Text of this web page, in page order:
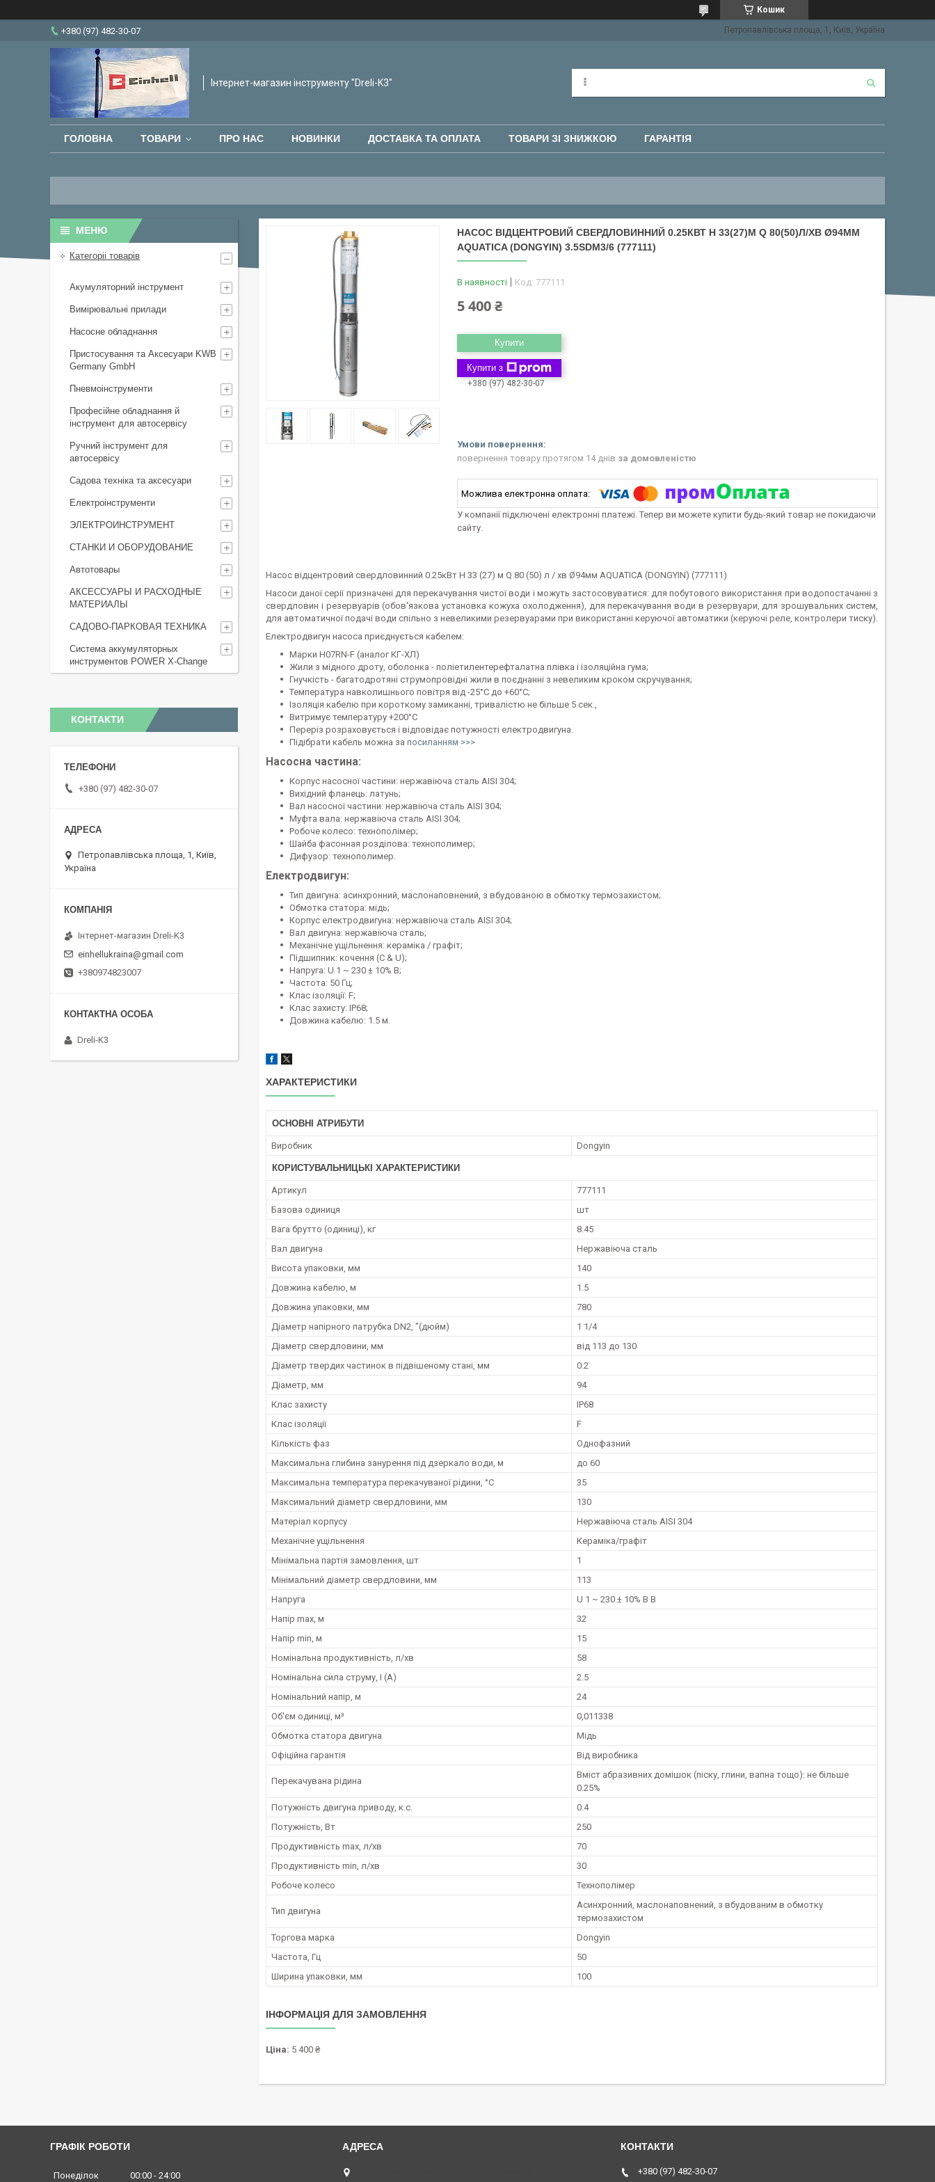
Кошик
+380 (97) 482-30-07 Петропавлівська площа, 1, Київ, Україна
Інтернет-магазин інструменту "Dreli-K3"
ГОЛОВНА ТОВАРИ ПРО НАС НОВИНКИ ДОСТАВКА ТА ОПЛАТА ТОВАРИ ЗІ ЗНИЖКОЮ ГАРАНТІЯ
НАСОС ВІДЦЕНТРОВИЙ СВЕРДЛОВИННИЙ 0.25КВТ H 33(27)М Q 80(50)Л/ХВ Ø94ММ
AQUATICA (DONGYIN) 3.5SDM3/6 (777111)
В наявності Код: 777111
5 400 ₴
Купити
Купити з
+380 (97) 482-30-07
повернення товару протягом 14 днів за домовленістю
У компанії підключені електронні платежі. Тепер ви можете купити будь-який товар не покидаючи
сайту.
Насос відцентровий свердловинний 0.25кВт H 33 (27) м Q 80 (50) л / хв Ø94мм AQUATICA (DONGYIN) (777111)
Насоси даної серії призначені для перекачування чистої води і можуть застосовуватися: для побутового використання при водопостачанні з
свердловин і резервуарів (обов'язкова установка кожуха охолодження), для перекачування води в резервуари, для зрошувальних систем,
для автоматичної подачі води спільно з невеликими резервуарами при використанні керуючої автоматики (керуючі реле, контролери тиску).
Електродвигун насоса приєднується кабелем:
Марки H07RN-F (аналог КГ-ХЛ)
Жили з мідного дроту, оболонка - поліетилентерефталатна плівка і ізоляційна гума;
Гнучкість - багатодротяні струмопровідні жили в поєднанні з невеликим кроком скручування;
Температура навколишнього повітря від -25°C до +60°C;
Ізоляція кабелю при короткому замиканні, тривалістю не більше 5 сек.,
Витримує температуру +200°C
Переріз розраховується і відповідає потужності електродвигуна.
Підібрати кабель можна за посиланням >>>
Насосна частина:
Корпус насосної частини: нержавіюча сталь AISI 304;
Вихідний фланець: латунь;
Вал насосної частини: нержавіюча сталь AISI 304;
Муфта вала: нержавіюча сталь AISI 304;
Робоче колесо: технополімер;
Шайба фасонная розділова: технополимер;
Дифузор: технополимер.
Електродвигун:
Тип двигуна: асинхронний, маслонаповнений, з вбудованою в обмотку термозахистом;
Обмотка статора: мідь;
Корпус електродвигуна: нержавіюча сталь AISI 304;
Вал двигуна: нержавіюча сталь;
Механічне ущільнення: кераміка / графіт;
Підшипник: кочення (C & U);
Напруга: U 1 ~ 230 ± 10% В;
Частота: 50 Гц;
Клас ізоляції: F;
Клас захисту: IP68;
Довжина кабелю: 1.5 м.
ХАРАКТЕРИСТИКИ
ОСНОВНІ АТРИБУТИ
Виробник Dongyin
КОРИСТУВАЛЬНИЦЬКІ ХАРАКТЕРИСТИКИ
Артикул
777111
Базова одиниця
шт
Вага брутто (одиниці), кг
8.45
Вал двигуна
Нержавіюча сталь
Висота упаковки, мм
140
Довжина кабелю, м
1.5
Довжина упаковки, мм
780
Діаметр напірного патрубка DN2, "(дюйм)
1 1/4
Діаметр свердловини, мм
від 113 до 130
Діаметр твердих частинок в підвішеному стані, мм
0.2
Діаметр, мм
94
Клас захисту
IP68
Клас ізоляції
F
Кількість фаз
Однофазний
Максимальна глибина занурення під дзеркало води, м
до 60
Максимальна температура перекачуваної рідини, °C
35
Максимальний діаметр свердловини, мм
130
Матеріал корпусу
Нержавіюча сталь AISI 304
Механічне ущільнення
Кераміка/графіт
Мінімальна партія замовлення, шт
1
Мінімальний діаметр свердловини, мм
113
Напруга
U 1 ~ 230 ± 10% В В
Напір max, м
32
Напір min, м
15
Номінальна продуктивність, л/хв
58
Номінальна сила струму, I (А)
2.5
Номінальний напір, м
24
Об'єм одиниці, м³
0,011338
Обмотка статора двигуна
Мідь
Офіційна гарантія
Від виробника
Перекачувана рідина
Вміст абразивних домішок (піску, глини, вапна тощо): не більше
0.25%
Потужність двигуна приводу, к.с.
0.4
Потужність, Вт
250
Продуктивність max, л/хв
70
Продуктивність min, л/хв
30
Робоче колесо
Технополімер
Тип двигуна
Асинхронний, маслонаповнений, з вбудованим в обмотку
термозахистом
Торгова марка
Dongyin
Частота, Гц
50
Ширина упаковки, мм
100
ІНФОРМАЦІЯ ДЛЯ ЗАМОВЛЕННЯ
Ціна: 5 400 ₴
Категоріі товарів
Акумуляторний інструмент
Вимірювальні прилади
Насосне обладнання
Пристосування та Аксесуари KWB
Germany GmbH
Пневмоінструменти
Професійне обладнання й
інструмент для автосервісу
Ручний інструмент для
автосервісу
Садова техніка та аксесуари
Електроінструменти
ЭЛЕКТРОИНСТРУМЕНТ
СТАНКИ И ОБОРУДОВАНИЕ
Автотовары
АКСЕССУАРЫ И РАСХОДНЫЕ
МАТЕРИАЛЫ
САДОВО-ПАРКОВАЯ ТЕХНИКА
Система аккумуляторных
инструментов POWER X-Change
КОНТАКТИ
+380 (97) 482-30-07
Петропавлівська площа, 1, Київ,
Україна
Інтернет-магазин Dreli-K3
einhellukraina@gmail.com
+380974823007
Dreli-K3
ГРАФІК РОБОТИ
Понеділок 00:00 24:00 +380 (97) 482-30-07